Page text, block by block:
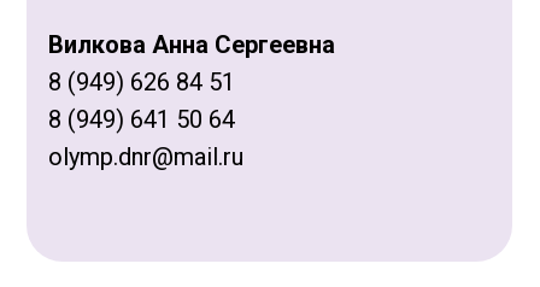
Вилкова Анна Сергеевна
8 (949) 626 84 51
8 (949) 641 50 64
olymp.dnr@mail.ru